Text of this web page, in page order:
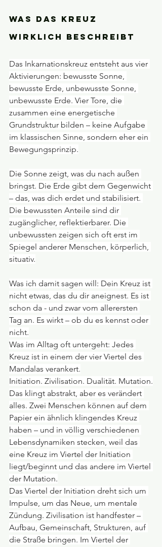
Was das Kreuz
wirklich beschreibt
Das Inkarnationskreuz entsteht aus vier
Aktivierungen: bewusste Sonne,
bewusste Erde, unbewusste Sonne,
unbewusste Erde. Vier Tore, die
zusammen eine energetische
Grundstruktur bilden – keine Aufgabe
im klassischen Sinne, sondern eher ein
Bewegungsprinzip.
Die Sonne zeigt, was du nach außen
bringst. Die Erde gibt dem Gegenwicht
– das, was dich erdet und stabilisiert.
Die bewussten Anteile sind dir
zugänglicher, reflektierbarer. Die
unbewussten zeigen sich oft erst im
Spiegel anderer Menschen, körperlich,
situativ.
Was ich damit sagen will: Dein Kreuz ist
nicht etwas, das du dir aneignest. Es ist
schon da - und zwar vom allerersten
Tag an. Es wirkt – ob du es kennst oder
nicht.
Was im Alltag oft untergeht: Jedes
Kreuz ist in einem der vier Viertel des
Mandalas verankert.
Initiation. Zivilisation. Dualität. Mutation.
Das klingt abstrakt, aber es verändert
alles. Zwei Menschen können auf dem
Papier ein ähnlich klingendes Kreuz
haben – und in völlig verschiedenen
Lebensdynamiken stecken, weil das
eine Kreuz im Viertel der Initiation
liegt/beginnt und das andere im Viertel
der Mutation.
Das Viertel der Initiation dreht sich um
Impulse, um das Neue, um mentale
Zündung. Zivilisation ist handfester –
Aufbau, Gemeinschaft, Strukturen, auf
die Straße bringen. Im Viertel der